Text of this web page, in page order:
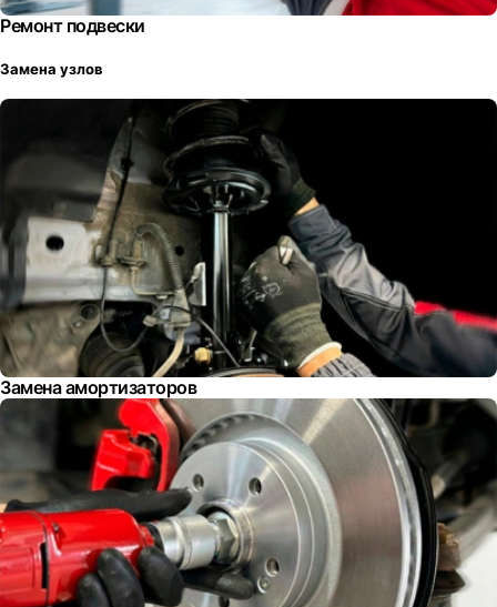
Ремонт подвески
Замена узлов
Замена амортизаторов